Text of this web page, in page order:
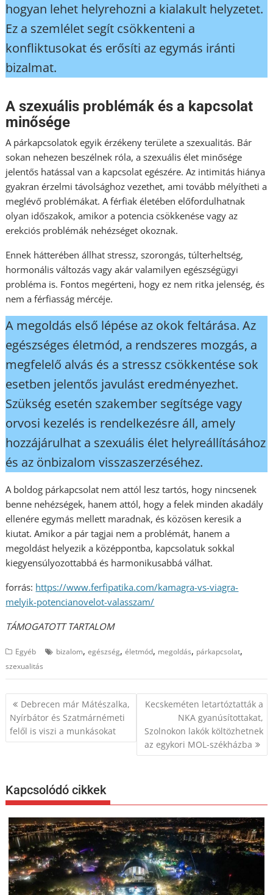
hogyan lehet helyrehozni a kialakult helyzetet.
Ez a szemlélet segít csökkenteni a
konfliktusokat és erősíti az egymás iránti
bizalmat.
A szexuális problémák és a kapcsolat
minősége
A párkapcsolatok egyik érzékeny területe a szexualitás. Bár
sokan nehezen beszélnek róla, a szexuális élet minősége
jelentős hatással van a kapcsolat egészére. Az intimitás hiánya
gyakran érzelmi távolsághoz vezethet, ami tovább mélyítheti a
meglévő problémákat. A férfiak életében előfordulhatnak
olyan időszakok, amikor a potencia csökkenése vagy az
erekciós problémák nehézséget okoznak.
Ennek hátterében állhat stressz, szorongás, túlterheltség,
hormonális változás vagy akár valamilyen egészségügyi
probléma is. Fontos megérteni, hogy ez nem ritka jelenség, és
nem a férfiasság mércéje.
A megoldás első lépése az okok feltárása. Az
egészséges életmód, a rendszeres mozgás, a
megfelelő alvás és a stressz csökkentése sok
esetben jelentős javulást eredményezhet.
Szükség esetén szakember segítsége vagy
orvosi kezelés is rendelkezésre áll, amely
hozzájárulhat a szexuális élet helyreállításához
és az önbizalom visszaszerzéséhez.
A boldog párkapcsolat nem attól lesz tartós, hogy nincsenek
benne nehézségek, hanem attól, hogy a felek minden akadály
ellenére egymás mellett maradnak, és közösen keresik a
kiutat. Amikor a pár tagjai nem a problémát, hanem a
megoldást helyezik a középpontba, kapcsolatuk sokkal
kiegyensúlyozottabbá és harmonikusabbá válhat.
forrás: https://www.ferfipatika.com/kamagra-vs-viagra-
melyik-potencianovelot-valasszam/
TÁMOGATOTT TARTALOM
Egyéb bizalom,egészség,életmód, megoldás, párkapcsolat,
szexualitás
Bejegyzés
navigáció
Debrecen már Mátészalka,
Nyírbátor és Szatmárnémeti
felől is viszi a munkásokat
Kecskeméten letartóztatták a
NKA gyanúsítottakat,
Szolnokon lakók költözhetnek
az egykori MOL-székházba
Kapcsolódó cikkek